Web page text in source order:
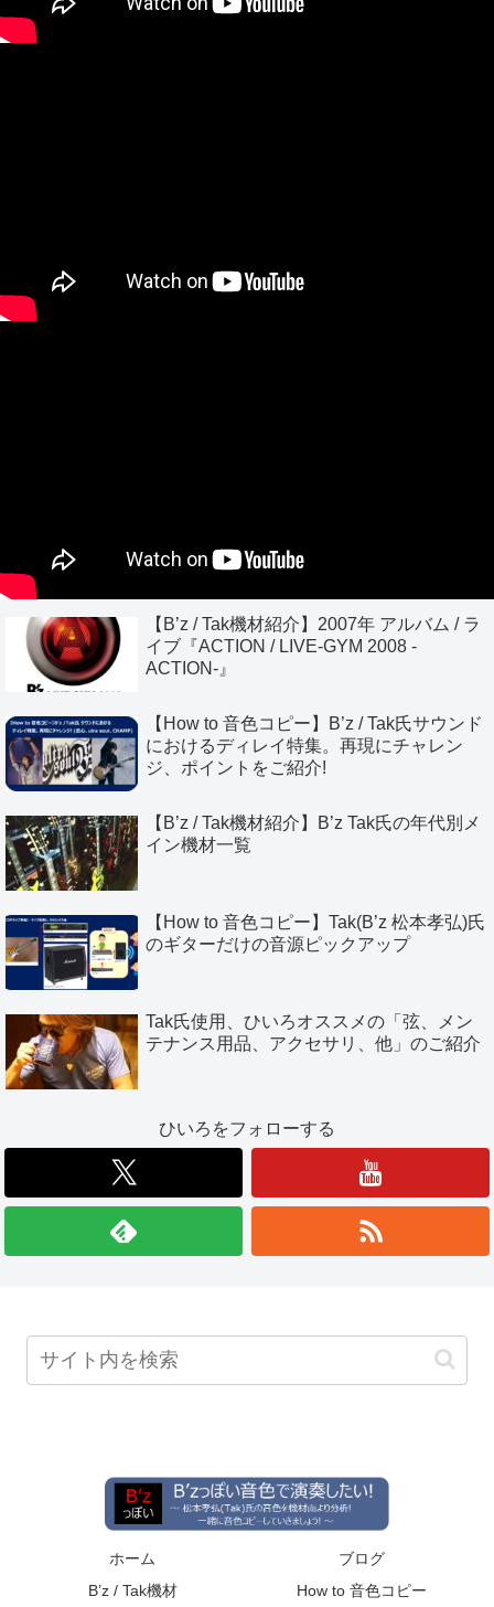
【B’z / Tak機材紹介】2007年 アルバム / ラ
イブ『ACTION / LIVE-GYM 2008 -
ACTION-』
【How to 音色コピー】B’z / Tak氏サウンド
におけるディレイ特集。再現にチャレン
ジ、ポイントをご紹介!
【B’z / Tak機材紹介】B’z Tak氏の年代別メ
イン機材一覧
【How to 音色コピー】Tak(B’z 松本孝弘)氏
のギターだけの音源ピックアップ
Tak氏使用、ひいろオススメの「弦、メン
テナンス用品、アクセサリ、他」のご紹介
ひいろをフォローする
ホーム
ブログ
B’z / Tak機材
How to 音色コピー